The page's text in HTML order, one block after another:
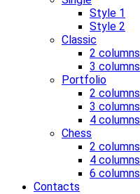
Style 1
Style 2
Classic
2 columns
3 columns
Portfolio
2 columns
3 columns
4 columns
Chess
2 columns
4 columns
6 columns
Contacts